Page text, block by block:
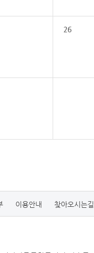
26
이용안내 찾아오시는길